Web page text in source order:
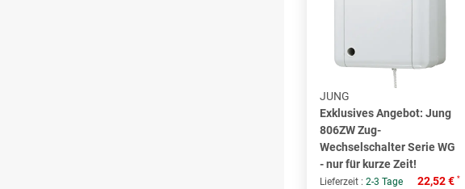
JUNG
Exklusives Angebot: Jung
806ZW Zug-
Wechselschalter Serie WG
- nur für kurze Zeit!
Lieferzeit : 2-3 Tage 22,52 € *